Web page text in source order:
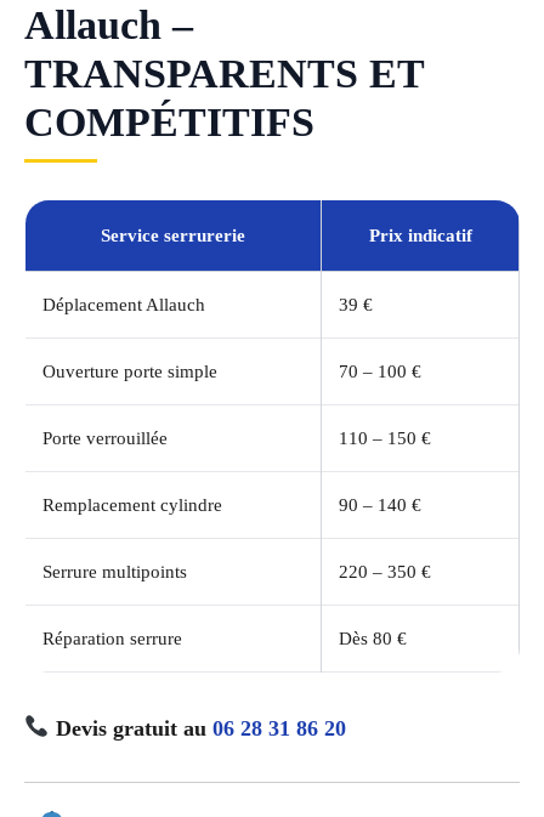
Allauch –
TRANSPARENTS ET
COMPÉTITIFS
Service serrurerie Prix indicatif
Déplacement Allauch 39 €
Ouverture porte simple 70 – 100 €
Porte verrouillée 110 – 150 €
Remplacement cylindre 90 – 140 €
Serrure multipoints 220 – 350 €
Réparation serrure Dès 80 €
Devis gratuit au 06 28 31 86 20